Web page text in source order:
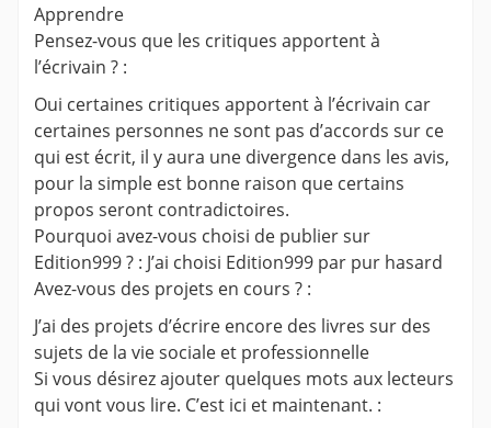
Apprendre
Pensez-vous que les critiques apportent à
l’écrivain ? :
Oui certaines critiques apportent à l’écrivain car
certaines personnes ne sont pas d’accords sur ce
qui est écrit, il y aura une divergence dans les avis,
pour la simple est bonne raison que certains
propos seront contradictoires.
Pourquoi avez-vous choisi de publier sur
Edition999 ? : J’ai choisi Edition999 par pur hasard
Avez-vous des projets en cours ? :
J’ai des projets d’écrire encore des livres sur des
sujets de la vie sociale et professionnelle
Si vous désirez ajouter quelques mots aux lecteurs
qui vont vous lire. C’est ici et maintenant. :